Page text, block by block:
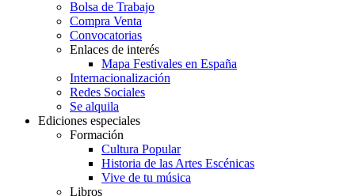
Bolsa de Trabajo
Compra Venta
Convocatorias
Enlaces de interés
Mapa Festivales en España
Internacionalización
Redes Sociales
Se alquila
Ediciones especiales
Formación
Cultura Popular
Historia de las Artes Escénicas
Vive de tu música
Libros